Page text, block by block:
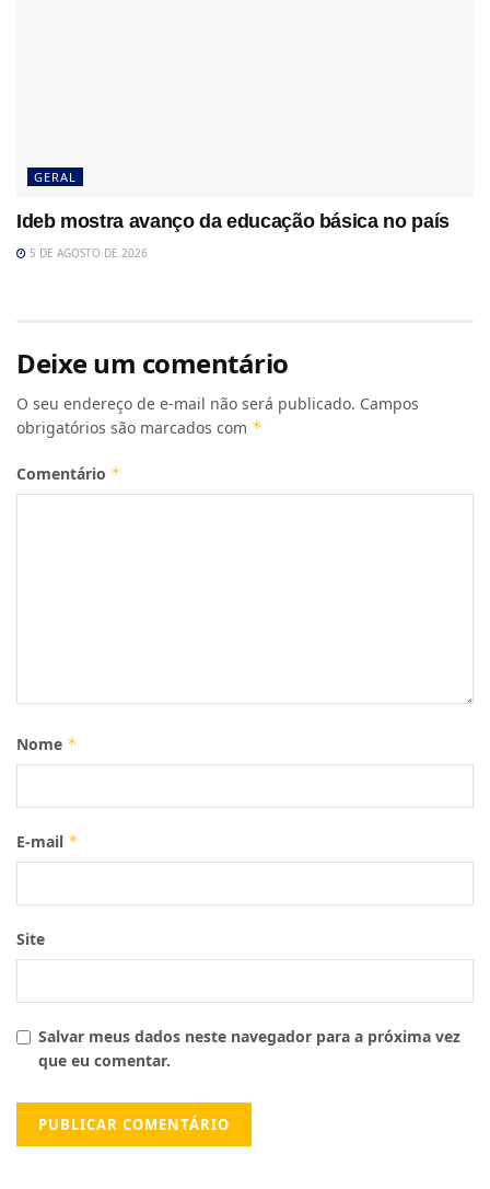
GERAL
Ideb mostra avanço da educação básica no país
5 DE AGOSTO DE 2026
Deixe um comentário
O seu endereço de e-mail não será publicado. Campos
obrigatórios são marcados com *
Comentário *
Nome *
E-mail *
Site
Salvar meus dados neste navegador para a próxima vez
que eu comentar.